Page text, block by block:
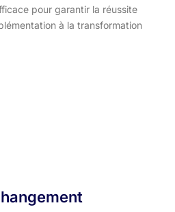
pour garantir la réussite
à la transformation